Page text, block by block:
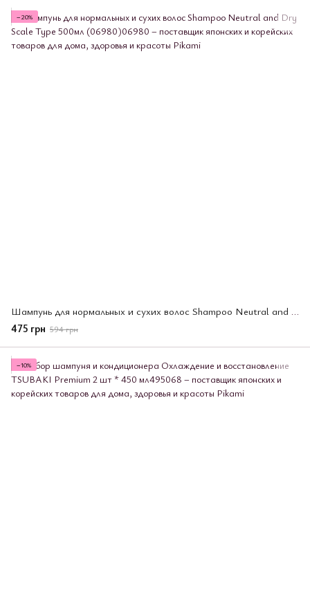
−20%
Шампунь для нормальных и сухих волос Shampoo Neutral and Dry Scale Type 500мл (06980)
475 грн 594 грн
−10%